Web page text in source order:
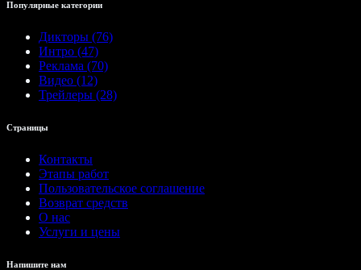
Популярные категории
Дикторы (76)
Интро (47)
Реклама (70)
Видео (12)
Трейлеры (28)
Страницы
Контакты
Этапы работ
Пользовательское соглашение
Возврат средств
О нас
Услуги и цены
Напишите нам